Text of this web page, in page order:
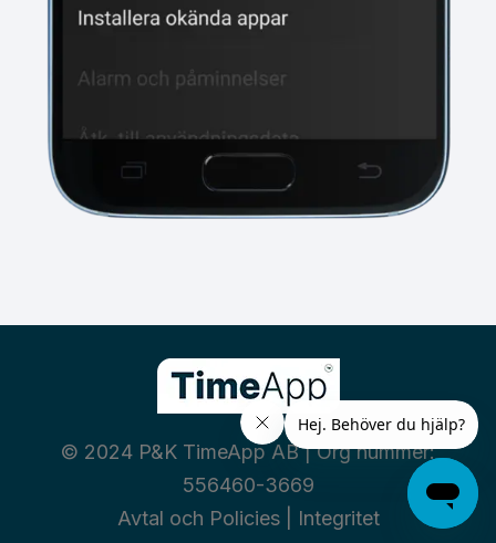
© 2024 P&K TimeApp AB | Org nummer:
556460-3669
Avtal och Policies| Integritet